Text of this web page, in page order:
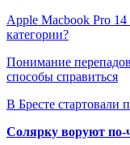
Apple Macbook Pro
категории?
Понимание
способы справиться
В Бресте стартовали
Солярку воруют по-